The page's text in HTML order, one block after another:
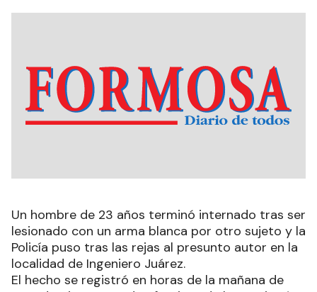
Un hombre de 23 años terminó internado tras ser
lesionado con un arma blanca por otro sujeto y la
Policía puso tras las rejas al presunto autor en la
localidad de Ingeniero Juárez.
El hecho se registró en horas de la mañana de